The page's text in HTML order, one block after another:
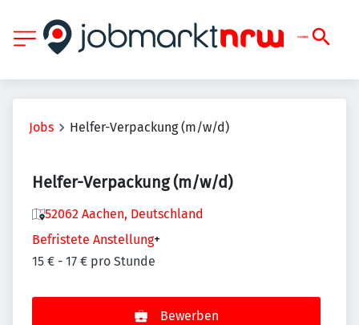
Jobs Helfer-Verpackung (m/w/d)
Helfer-Verpackung (m/w/d)
52062 Aachen, Deutschland
Befristete Anstellung+
15 € - 17 € pro Stunde
Bewerben